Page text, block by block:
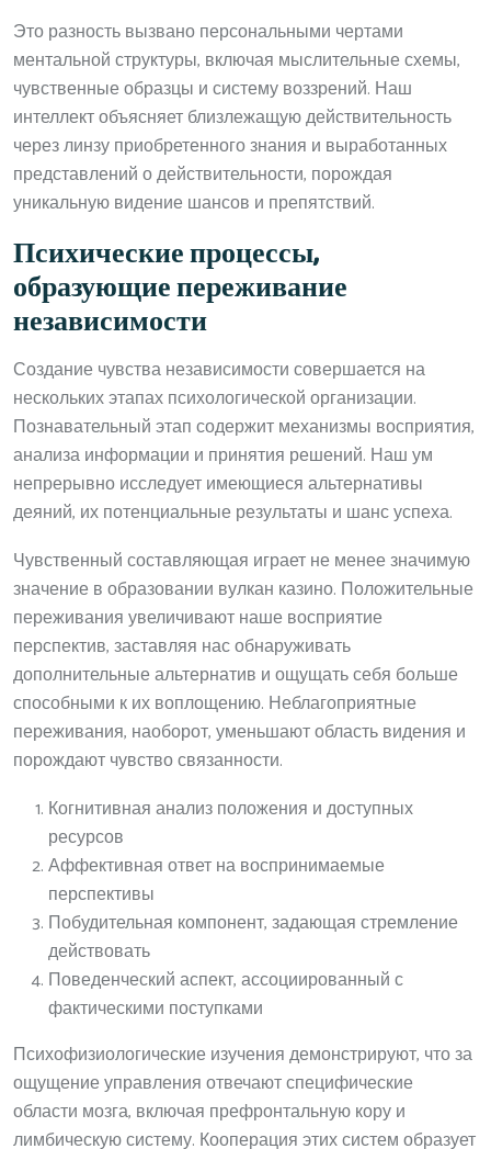
Это разность вызвано персональными чертами
ментальной структуры, включая мыслительные схемы,
чувственные образцы и систему воззрений. Наш
интеллект объясняет близлежащую действительность
через линзу приобретенного знания и выработанных
представлений о действительности, порождая
уникальную видение шансов и препятствий.
Психические процессы,
образующие переживание
независимости
Создание чувства независимости совершается на
нескольких этапах психологической организации.
Познавательный этап содержит механизмы восприятия,
анализа информации и принятия решений. Наш ум
непрерывно исследует имеющиеся альтернативы
деяний, их потенциальные результаты и шанс успеха.
Чувственный составляющая играет не менее значимую
значение в образовании вулкан казино. Положительные
переживания увеличивают наше восприятие
перспектив, заставляя нас обнаруживать
дополнительные альтернатив и ощущать себя больше
способными к их воплощению. Неблагоприятные
переживания, наоборот, уменьшают область видения и
порождают чувство связанности.
Когнитивная анализ положения и доступных
ресурсов
Аффективная ответ на воспринимаемые
перспективы
Побудительная компонент, задающая стремление
действовать
Поведенческий аспект, ассоциированный с
фактическими поступками
Психофизиологические изучения демонстрируют, что за
ощущение управления отвечают специфические
области мозга, включая префронтальную кору и
лимбическую систему. Кооперация этих систем образует